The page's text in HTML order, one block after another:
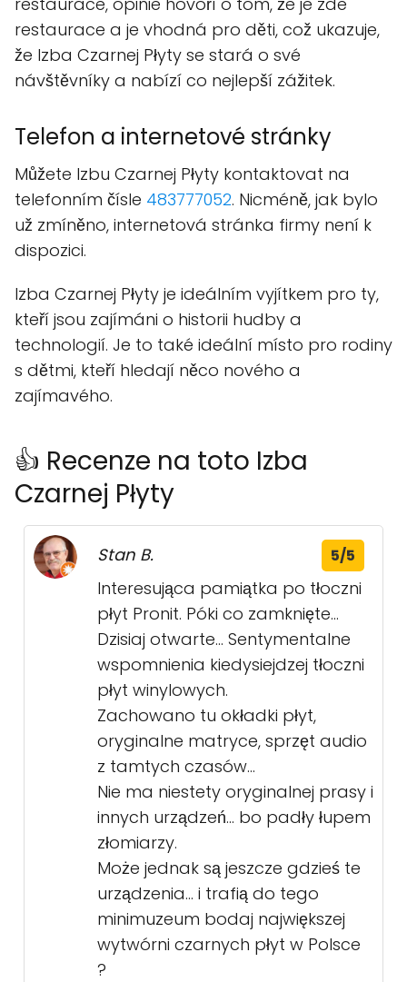
restaurace a je vhodná pro děti, což ukazuje,
že Izba Czarnej Płyty se stará o své
návštěvníky a nabízí co nejlepší zážitek.
Telefon a internetové stránky
Můžete Izbu Czarnej Płyty kontaktovat na
telefonním čísle 483777052. Nicméně, jak bylo
už zmíněno, internetová stránka firmy není k
dispozici.
Izba Czarnej Płyty je ideálním vyjítkem pro ty,
kteří jsou zajímáni o historii hudby a
technologií. Je to také ideální místo pro rodiny
s dětmi, kteří hledají něco nového a
zajímavého.
👍 Recenze na toto Izba
Czarnej Płyty
Stan B. 5/5
Interesująca pamiątka po tłoczni
płyt Pronit. Póki co zamknięte...
Dzisiaj otwarte... Sentymentalne
wspomnienia kiedysiejdzej tłoczni
płyt winylowych.
Zachowano tu okładki płyt,
oryginalne matryce, sprzęt audio
z tamtych czasów...
Nie ma niestety oryginalnej prasy i
innych urządzeń... bo padły łupem
złomiarzy.
Może jednak są jeszcze gdzieś te
urządzenia... i trafią do tego
minimuzeum bodaj największej
wytwórni czarnych płyt w Polsce
?